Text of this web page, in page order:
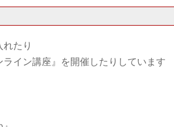
たり
イン講座』を開催したりしています